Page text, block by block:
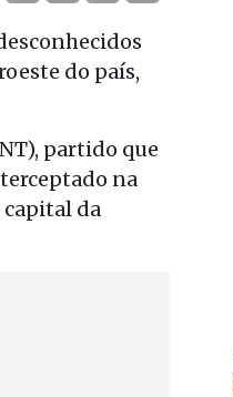
do país,
partido que
na
da